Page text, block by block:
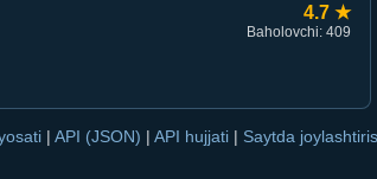
4.7 ★
Baholovchi: 409
| API (JSON) | API hujjati | Saytda